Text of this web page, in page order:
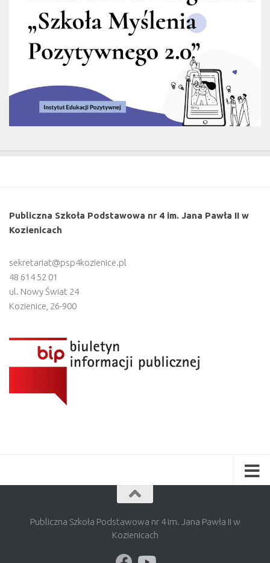
Publiczna Szkoła Podstawowa nr 4 im. Jana Pawła II w
Kozienicach
sekretariat@psp4kozienice.pl
48 614 52 01
ul. Nowy Świat 24
Kozienice 26-900
Publiczna Szkoła Podstawowa nr 4 im. Jana Pawła II w
Kozienicach